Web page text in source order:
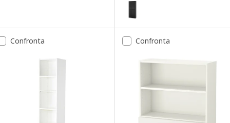
BILLY / OXBERG
Opzione: BILLY / OXBERG,
Opzione: BILLY / OXBERG,
Opzione: BILLY / OXBERG,
Confronta Confronta